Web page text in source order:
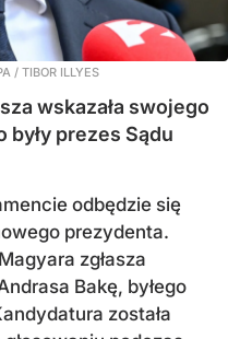
/ TIBOR ILLYES
wskazała swojego
były prezes Sądu
odbędzie się
prezydenta.
zgłasza
Bakę, byłego
została